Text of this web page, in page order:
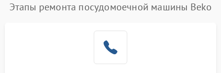
воды
1800 ₽ Подробнее →
Этапы ремонта посудомоечной машины Beko